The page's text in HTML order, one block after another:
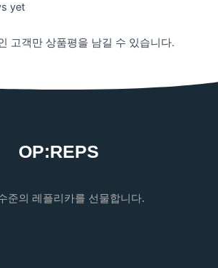
yet
고객만 상품평을 남길 수 있습니다.
OP:REPS
준의 레플리카를 선물합니다.